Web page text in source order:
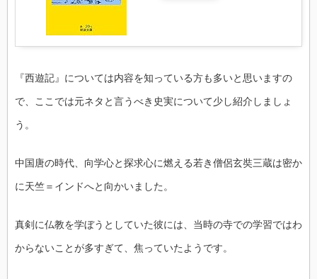
『西遊記』については内容を知っている方も多いと思いますの
で、ここでは元ネタと言うべき史実について少し紹介しましょ
う。
中国唐の時代、向学心と探求心に燃える若き僧侶玄奘三蔵は密か
に天竺＝インドへと向かいました。
真剣に仏教を学ぼうとしていた彼には、当時の寺での学習ではわ
からないことが多すぎて、焦っていたようです。